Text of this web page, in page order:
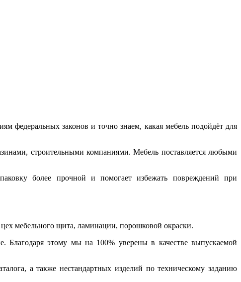
федеральных законов и точно знаем, какая мебель подойдёт для
строительными компаниями. Мебель поставляется любыми
более прочной и помогает избежать повреждений при
мебельного щита, ламинации, порошковой окраски.
Благодаря этому мы на 100% уверены в качестве выпускаемой
а также нестандартных изделий по техническому заданию